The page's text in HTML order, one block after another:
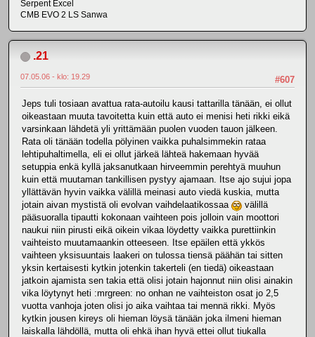
Serpent Excel
CMB EVO 2 LS Sanwa
.21
#607
07.05.06 - klo: 19.29
Jeps tuli tosiaan avattua rata-autoilu kausi tattarilla tänään, ei ollut
oikeastaan muuta tavoitetta kuin että auto ei menisi heti rikki eikä
varsinkaan lähdetä yli yrittämään puolen vuoden tauon jälkeen.
Rata oli tänään todella pölyinen vaikka puhalsimmekin rataa
lehtipuhaltimella, eli ei ollut järkeä lähteä hakemaan hyvää
setuppia enkä kyllä jaksanutkaan hirveemmin perehtyä muuhun
kuin että muutaman tankillisen pystyy ajamaan. Itse ajo sujui jopa
yllättävän hyvin vaikka välillä meinasi auto viedä kuskia, mutta
jotain aivan mystistä oli evolvan vaihdelaatikossaa
välillä
pääsuoralla tipautti kokonaan vaihteen pois jolloin vain moottori
naukui niin pirusti eikä oikein vikaa löydetty vaikka purettiinkin
vaihteisto muutamaankin otteeseen. Itse epäilen että ykkös
vaihteen yksisuuntais laakeri on tulossa tiensä päähän tai sitten
yksin kertaisesti kytkin jotenkin takerteli (en tiedä) oikeastaan
jatkoin ajamista sen takia että olisi jotain hajonnut niin olisi ainakin
vika löytynyt heti :mrgreen: no onhan ne vaihteiston osat jo 2,5
vuotta vanhoja joten olisi jo aika vaihtaa tai mennä rikki. Myös
kytkin jousen kireys oli hieman löysä tänään joka ilmeni hieman
laiskalla lähdöllä, mutta oli ehkä ihan hyvä ettei ollut tiukalla